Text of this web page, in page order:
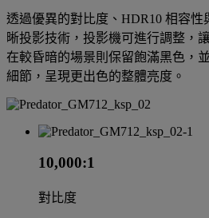
透過優異的對比度、HDR10 相容
晰投影技術，投影機可進行調整，
在較昏暗的場景則保留飽滿黑色，
細節，呈現更出色的整體亮度。
10,000:1
對比度